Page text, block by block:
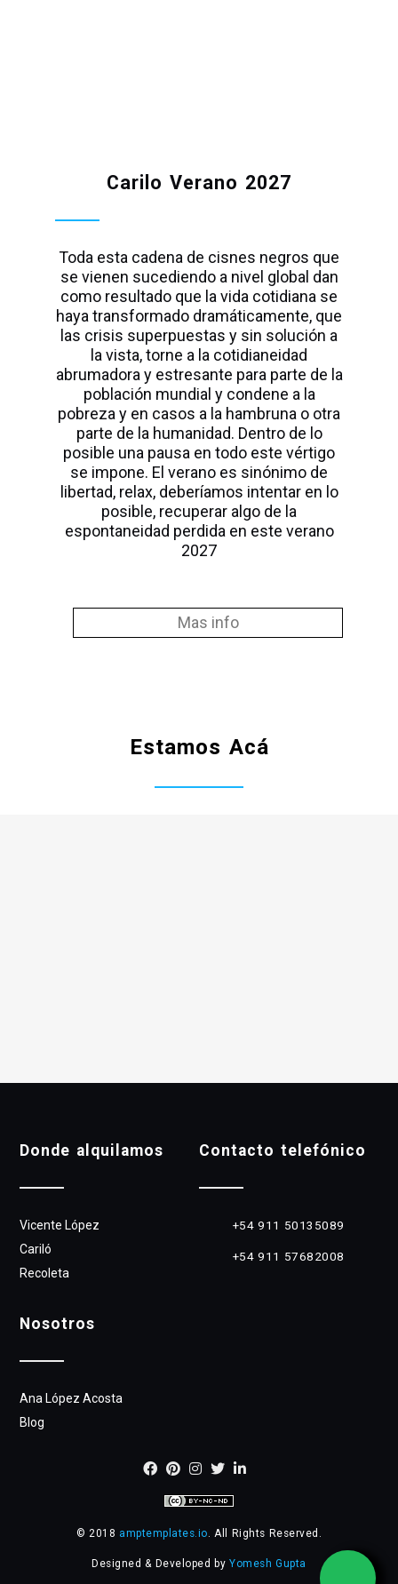
Carilo Verano 2027
Toda esta cadena de cisnes negros que
se vienen sucediendo a nivel global dan
como resultado que la vida cotidiana se
haya transformado dramáticamente, que
las crisis superpuestas y sin solución a
la vista, torne a la cotidianeidad
abrumadora y estresante para parte de la
población mundial y condene a la
pobreza y en casos a la hambruna o otra
parte de la humanidad. Dentro de lo
posible una pausa en todo este vértigo
se impone. El verano es sinónimo de
libertad, relax, deberíamos intentar en lo
posible, recuperar algo de la
espontaneidad perdida en este verano
2027
Mas info
Estamos Acá
Donde alquilamos
Vicente López
Cariló
Recoleta
Contacto telefónico
+54 911 50135089
+54 911 57682008
Nosotros
Ana López Acosta
Blog
© 2018 amptemplates.io. All Rights Reserved.
Designed & Developed byYomesh Gupta